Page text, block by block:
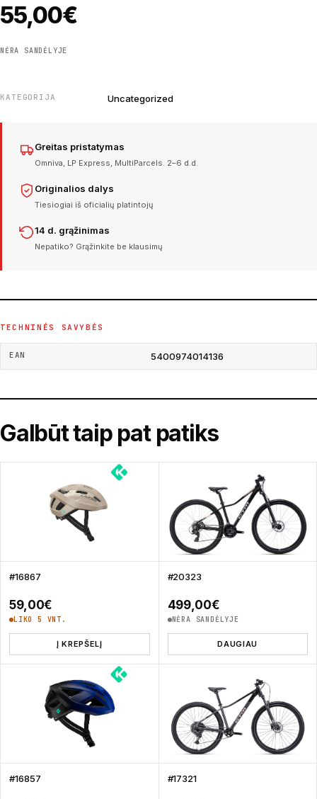
55,00€
NĖRA SANDĖLYJE
KATEGORIJA Uncategorized
Greitas pristatymas
Omniva, LP Express, MultiParcels. 2–6 d.d.
Originalios dalys
Tiesiogiai iš oficialių platintojų
14 d. grąžinimas
Nepatiko? Grąžinkite be klausimų
TECHNINĖS SAVYBĖS
EAN 5400974014136
Galbūt taip pat patiks
#16867
59,00€
LIKO 5 VNT.
Į KREPŠELĮ
#20323
499,00€
NĖRA SANDĖLYJE
DAUGIAU
#16857 #17321